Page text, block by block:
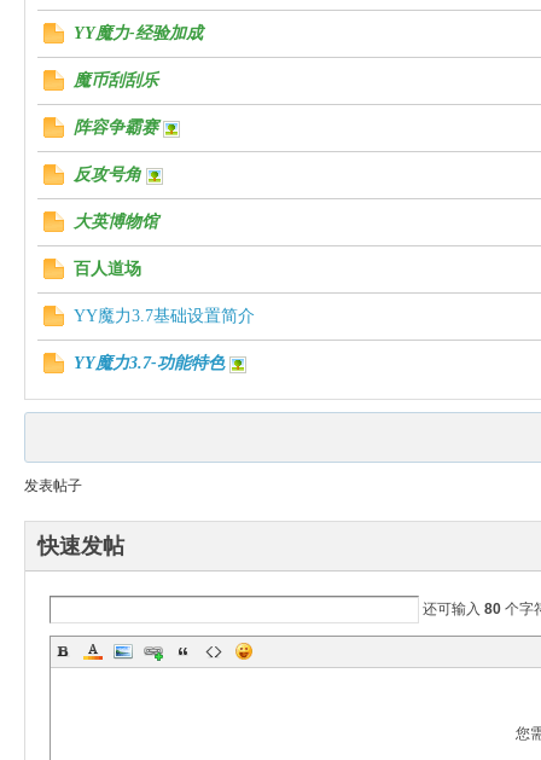
Bo
YY魔力-经验加成
魔币刮刮乐
阵容争霸赛
反攻号角
大英博物馆
百人道场
YY魔力3.7基础设置简介
YY魔力3.7-功能特色
发表帖子
快速发帖
还可输入 80 个字
您